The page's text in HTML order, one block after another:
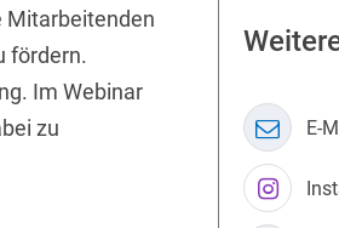
Mitarbeitenden
fördern.
Im Webinar
zu
E-